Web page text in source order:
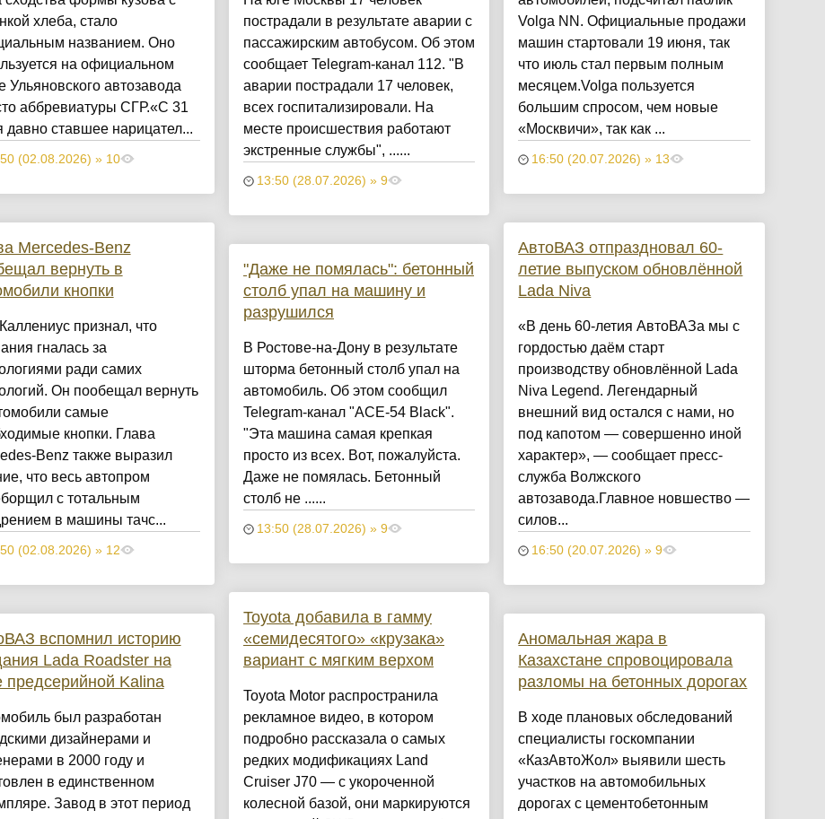
хлеба, стало
названием. Оно
на официальном
Ульяновского автозавода
аббревиатуры СГР.«С 31
давно ставшее нарицател...
(02.08.2026) » 10
Mercedes-Benz
вернуть в
кнопки
признал, что
гналась за
ради самих
Он пообещал вернуть
самые
кнопки. Глава
Benz также выразил
что весь автопром
с тотальным
в машины тачс...
(02.08.2026) » 12
вспомнил историю
Lada Roadster на
предсерийной Kalina
был разработан
дизайнерами и
в 2000 году и
в единственном
Завод в этот период
пострадали в результате аварии с
пассажирским автобусом. Об этом
сообщает Telegram-канал 112. "В
аварии пострадали 17 человек,
всех госпитализировали. На
месте происшествия работают
экстренные службы", ......
13:50 (28.07.2026) » 9
"Даже не помялась": бетонный
столб упал на машину и
разрушился
В Ростове-на-Дону в результате
шторма бетонный столб упал на
автомобиль. Об этом сообщил
Telegram-канал "АСЕ-54 Black".
"Эта машина самая крепкая
просто из всех. Вот, пожалуйста.
Даже не помялась. Бетонный
столб не ......
13:50 (28.07.2026) » 9
Toyota добавила в гамму
«семидесятого» «крузака»
вариант с мягким верхом
Toyota Motor распространила
рекламное видео, в котором
подробно рассказала о самых
редких модификациях Land
Cruiser J70 — с укороченной
колесной базой, они маркируются
Volga NN. Официальные продажи
машин стартовали 19 июня, так
что июль стал первым полным
месяцем.Volga пользуется
большим спросом, чем новые
«Москвичи», так как ...
16:50 (20.07.2026) » 13
АвтоВАЗ отпраздновал 60-
летие выпуском обновлённой
Lada Niva
«В день 60-летия АвтоВАЗа мы с
гордостью даём старт
производству обновлённой Lada
Niva Legend. Легендарный
внешний вид остался с нами, но
под капотом — совершенно иной
характер», — сообщает пресс-
служба Волжского
автозавода.Главное новшество —
силов...
16:50 (20.07.2026) » 9
Аномальная жара в
Казахстане спровоцировала
разломы на бетонных дорогах
В ходе плановых обследований
специалисты госкомпании
«КазАвтоЖол» выявили шесть
участков на автомобильных
дорогах с цементобетонным